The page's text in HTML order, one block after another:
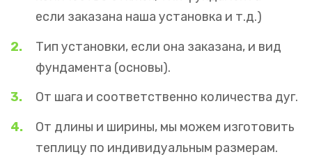
если заказана наша установка и т.д.)
Тип установки, если она заказана, и вид
фундамента (основы).
От шага и соответственно количества дуг.
От длины и ширины, мы можем изготовить
теплицу по индивидуальным размерам.